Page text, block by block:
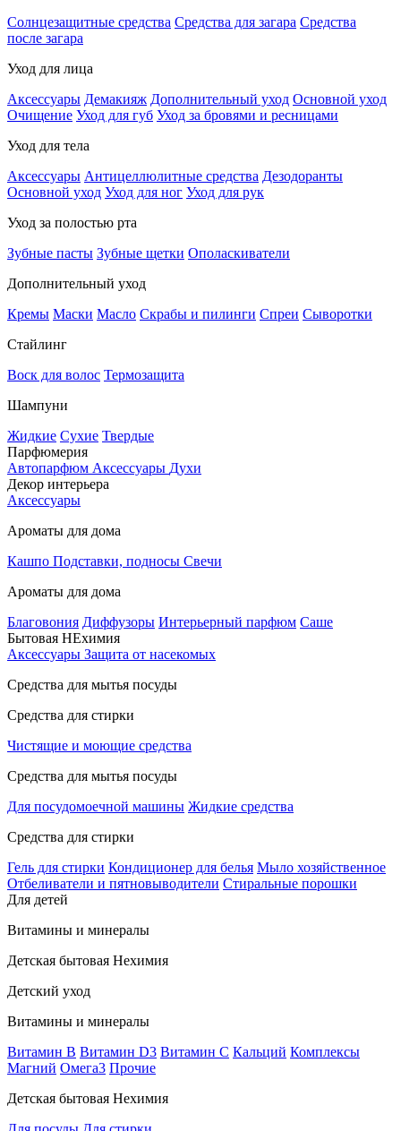
Солнцезащитные средства Средства для загара Средства
после загара
Уход для лица
Аксессуары Демакияж Дополнительный уход Основной уход
Очищение Уход для губ Уход за бровями и ресницами
Уход для тела
Аксессуары Антицеллюлитные средства Дезодоранты
Основной уход Уход для ног Уход для рук
Уход за полостью рта
Зубные пасты Зубные щетки Ополаскиватели
Дополнительный уход
Кремы Маски Масло Скрабы и пилинги Спреи Сыворотки
Стайлинг
Воск для волос Термозащита
Шампуни
Жидкие Сухие Твердые
Парфюмерия
Автопарфюм Аксессуары Духи
Декор интерьера
Аксессуары
Ароматы для дома
Кашпо Подставки, подносы Свечи
Ароматы для дома
Благовония Диффузоры Интерьерный парфюм Саше
Бытовая НЕхимия
Аксессуары Защита от насекомых
Средства для мытья посуды
Средства для стирки
Чистящие и моющие средства
Средства для мытья посуды
Для посудомоечной машины Жидкие средства
Средства для стирки
Гель для стирки Кондиционер для белья Мыло хозяйственное
Отбеливатели и пятновыводители Стиральные порошки
Для детей
Витамины и минералы
Детская бытовая Нехимия
Детский уход
Витамины и минералы
Витамин В Витамин D3 Витамин С Кальций Комплексы
Магний Омега3 Прочие
Детская бытовая Нехимия